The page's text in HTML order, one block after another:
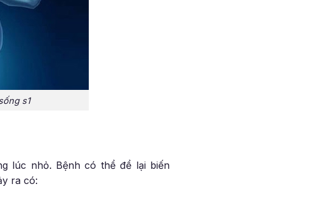
s1
lúc nhỏ. Bệnh có thể để lại biến
ra có: